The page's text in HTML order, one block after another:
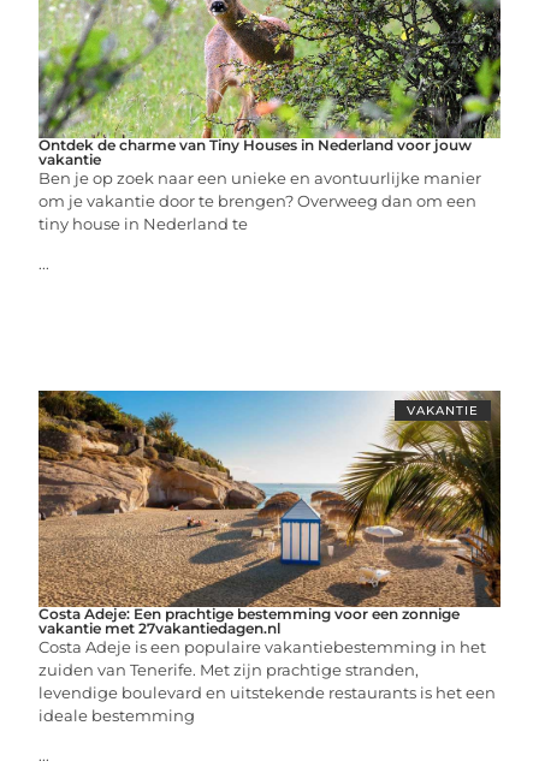
Ontdek de charme van Tiny Houses in Nederland voor jouw
vakantie
Ben je op zoek naar een unieke en avontuurlijke manier
om je vakantie door te brengen? Overweeg dan om een
tiny house in Nederland te
...
VAKANTIE
Costa Adeje: Een prachtige bestemming voor een zonnige
vakantie met 27vakantiedagen.nl
Costa Adeje is een populaire vakantiebestemming in het
zuiden van Tenerife. Met zijn prachtige stranden,
levendige boulevard en uitstekende restaurants is het een
ideale bestemming
...